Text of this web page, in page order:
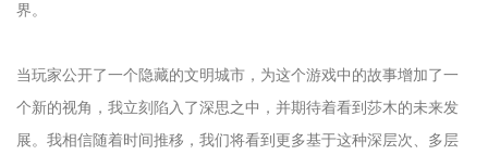
界。
当玩家公开了一个隐藏的文明城市，为这个游戏中的故事增加了一
个新的视角，我立刻陷入了深思之中，并期待着看到莎木的未来发
展。我相信随着时间推移，我们将看到更多基于这种深层次、多层